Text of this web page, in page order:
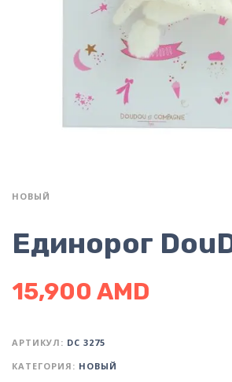
НОВЫЙ
Единорог
15,900 AMD
АРТИКУЛ: DC 3275
КАТЕГОРИЯ: НОВЫЙ